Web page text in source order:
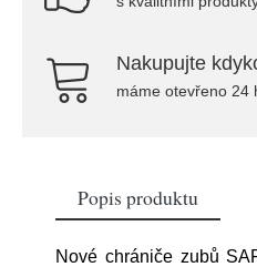
Nakupujte
máme otevřeno 24
Popis produktu
Nové chrániče zubů